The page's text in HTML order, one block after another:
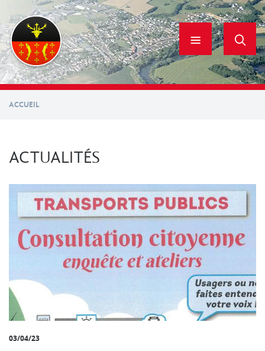
contenu
principal
ACCUEIL
ACTUALITÉS
03/04/23